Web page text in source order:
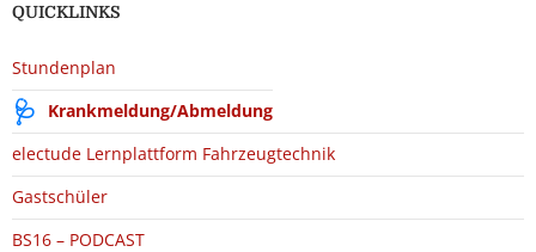
QUICKLINKS
Stundenplan
Krankmeldung/Abmeldung
electude Lernplattform Fahrzeugtechnik
Gastschüler
BS16 – PODCAST